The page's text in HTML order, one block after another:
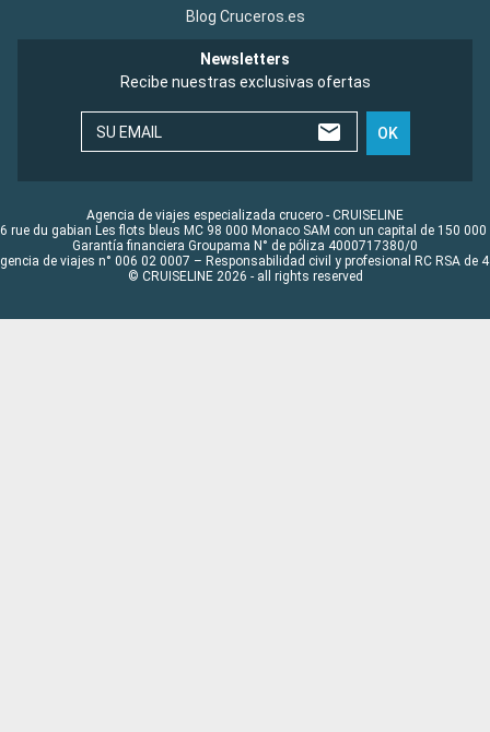
Blog Cruceros.es
Newsletters
Recibe nuestras exclusivas ofertas
SU EMAIL OK
Agencia de viajes especializada crucero - CRUISELINE
rue du gabian Les flots bleus MC 98 000 Monaco SAM con un capital de 150 000
Garantía financiera Groupama N° de póliza 4000717380/0
de viajes n° 006 02 0007 – Responsabilidad civil y profesional RC RSA de
© CRUISELINE 2026 - all rights reserved